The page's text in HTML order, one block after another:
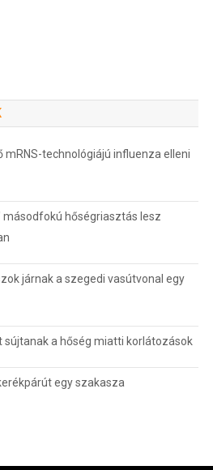
mRNS-technológiájú influenza elleni
másodfokú hőségriasztás lesz
járnak a szegedi vasútvonal egy
sújtanak a hőség miatti korlátozások
egy szakasza